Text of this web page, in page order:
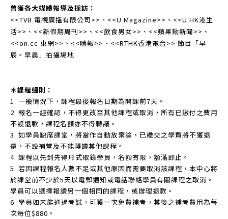
曾獲各大媒體報導及採訪：
<<TVB 電視廣播有限公司>>、<<U Magazine>>、<<U HK港生
活>>、<<新假期周刊>>、<<飲食男女>>、<<蘋果動新聞>>、
<<on.cc 東網>>、<<晴報>>、<<RTHK香港電台>> 節目「早
辰。早晨」拍攝場地
＊課程細則：
1. 一般情況下，課程最後報名日期為開課前7天。
2. 報名一經確認，不得更改至其他課程或取消，所有已繳付之費用
不設退款，課程名額亦不得轉讓。
3. 如學員缺席課堂，將當作自動放棄論，已繳交之學費將不獲退
還，不設補堂及不能轉讀其他課程。
4. 課程以先到先得形式取錄學員，名額有限，額滿即止。
5. 若因課程報名人數不足或其他原因而需要取消該課程，本中心將
於課堂前不少於5天以電郵通知或電話聯絡學員有關課程之取消。
學員可以選擇報讀另一個相同的課程，或辦理退款。
6. 學員如未能通過考試，可獲一次免費補考，其後之補考費用為每
次每位$880。